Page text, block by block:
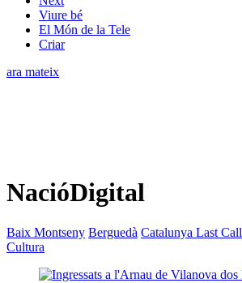
Viure bé
El Món de la Tele
Criar
ara mateix
NacióDigital
Baix Montseny Berguedà Catalunya Last Call
Cultura